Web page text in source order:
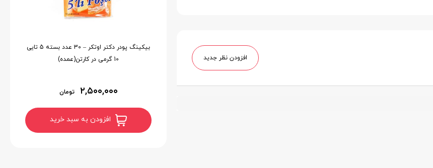
افزودن نظر جدید
بیکینگ پودر دکتر اوتکر – 30 عدد بسته 5 تایی
10 گرمی در کارتن(عمده)
۲,۵۰۰,۰۰۰ تومان
افزودن به سبد خرید